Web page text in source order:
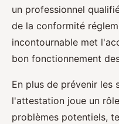
un professionnel
de la conformité
incontournable met
bon fonctionnement
En plus de prévenir les
l'attestation joue un
problèmes potentiels,